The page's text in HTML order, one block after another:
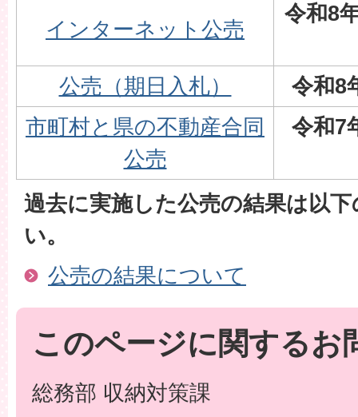
インターネット公売
令和8
公売（期日入札）
令和8
市町村と県の不動産合同
公売
令和7
過去に実施した公売の結果は以
い。
公売の結果について
このページに関するお
総務部 収納対策課